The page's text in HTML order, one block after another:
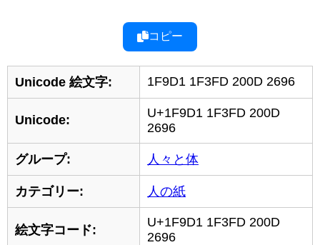
コピー
Unicode 絵文字: 1F9D1 1F3FD 200D 2696
Unicode:
U+1F9D1 1F3FD 200D
2696
グループ: 人々と体
カテゴリー: 人の紙
絵文字コード:
U+1F9D1 1F3FD 200D
2696